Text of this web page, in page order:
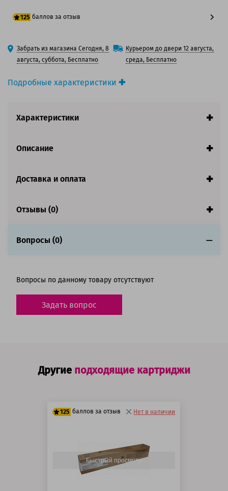
Подробные характеристики
Вид товара:Картридж лазерный
Ресурс:5 000 страниц формата А4 при 5%
Совместим с аппаратами
125 баллов за отзыв
100 баллов
125 баллов
Забрать из магазина Сегодня, 8
августа, суббота, Бесплатно
Курьером до двери 12 августа,
среда, Бесплатно
Характеристики
Описание
Доставка и оплата
Отзывы (0)
Вопросы (0)
Вопросы по данному товару отсутствуют
Задать вопрос
Другие подходящие картриджи
125 баллов за отзыв
125 баллов
Нет в наличии
Быстрый просмотр